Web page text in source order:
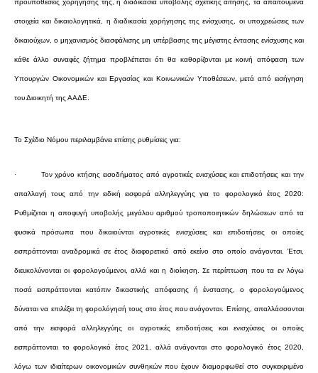
προϋποθέσεις χορήγησής της, η διαδικασία υποβολής σχετικής αίτησης, τα απαιτούμενα
στοιχεία και δικαιολογητικά, η διαδικασία χορήγησης της ενίσχυσης, οι υποχρεώσεις των
δικαιούχων, ο μηχανισμός διασφάλισης μη υπέρβασης της μέγιστης έντασης ενίσχυσης και
κάθε άλλο συναφές ζήτημα προβλέπεται ότι θα καθορίζονται με κοινή απόφαση των
Υπουργών Οικονομικών και Εργασίας και Κοινωνικών Υποθέσεων, μετά από εισήγηση
του Διοικητή της ΑΑΔΕ.
Το Σχέδιο Νόμου περιλαμβάνει επίσης ρυθμίσεις για:
· Τον χρόνο κτήσης εισοδήματος από αγροτικές ενισχύσεις και επιδοτήσεις και την
απαλλαγή τους από την ειδική εισφορά αλληλεγγύης για το φορολογικό έτος 2020:
Ρυθμίζεται η αποφυγή υποβολής μεγάλου αριθμού τροποποιητικών δηλώσεων από τα
φυσικά πρόσωπα που δικαιούνται αγροτικές ενισχύσεις και επιδοτήσεις οι οποίες
εισπράττονται αναδρομικά σε έτος διαφορετικό από εκείνο στο οποίο ανάγονται. Έτσι,
διευκολύνονται οι φορολογούμενοι, αλλά και η διοίκηση. Σε περίπτωση που τα εν λόγω
ποσά εισπράττονται κατόπιν δικαστικής απόφασης ή ένστασης, ο φορολογούμενος
δύναται να επιλέξει τη φορολόγησή τους στο έτος που ανάγονται. Επίσης, απαλλάσσονται
από την εισφορά αλληλεγγύης οι αγροτικές επιδοτήσεις και ενισχύσεις οι οποίες
εισπράττονται το φορολογικό έτος 2021, αλλά ανάγονται στο φορολογικό έτος 2020,
λόγω των ιδιαίτερων οικονομικών συνθηκών που έχουν διαμορφωθεί στο συγκεκριμένο